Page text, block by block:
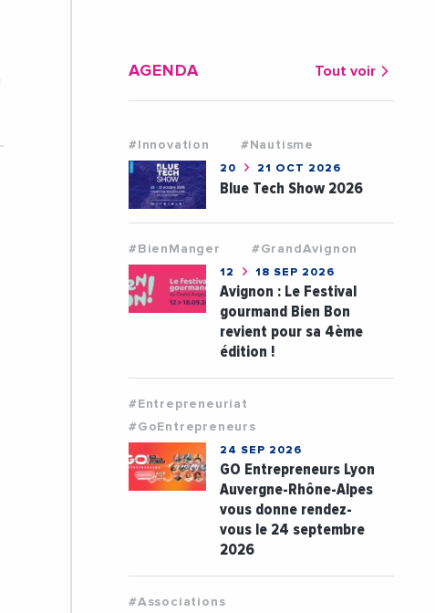
AGENDA Tout voir
#Innovation #Nautisme
20 21 OCT 2026
Blue Tech Show 2026
#BienManger #GrandAvignon
12 18 SEP 2026
Avignon : Le Festival
gourmand Bien Bon
revient pour sa 4ème
édition !
#Entrepreneuriat
#GoEntrepreneurs
24 SEP 2026
GO Entrepreneurs Lyon
Auvergne-Rhône-Alpes
vous donne rendez-
vous le 24 septembre
2026
#Associations